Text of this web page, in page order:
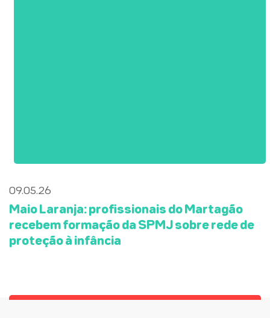
09.05.26
Maio Laranja: profissionais do Martagão
recebem formação da SPMJ sobre rede de
proteção à infância